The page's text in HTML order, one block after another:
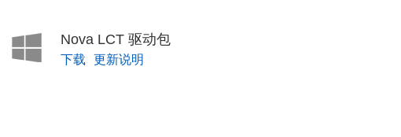
Nova LCT 驱动包
下载 更新说明